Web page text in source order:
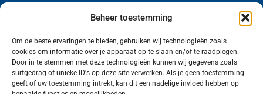
Beheer toestemming
Om de beste ervaringen te bieden, gebruiken wij technologieën zoals
cookies om informatie over je apparaat op te slaan en/of te raadplegen.
Door in te stemmen met deze technologieën kunnen wij gegevens zoals
surfgedrag of unieke ID's op deze site verwerken. Als je geen toestemming
geeft of uw toestemming intrekt, kan dit een nadelige invloed hebben op
Volg ons (hierboven) op social media!